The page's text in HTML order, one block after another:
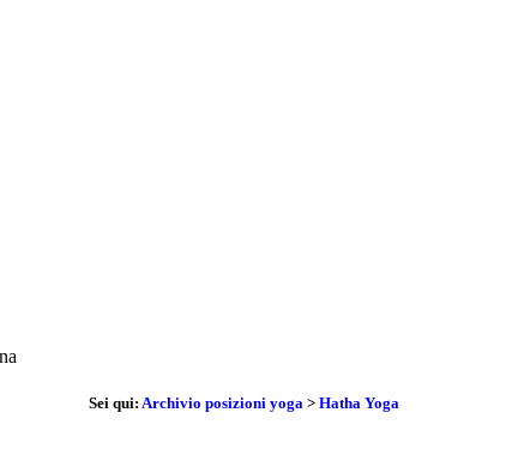
Sei qui: Archivio posizioni yoga> Hatha Yoga